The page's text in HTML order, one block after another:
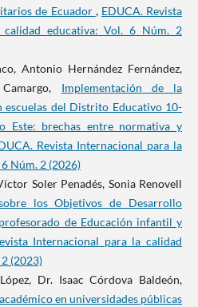
de Ecuador , EDUCA. Revista
educativa: Vol. 6 Núm. 2
Antonio Hernández Fernández,
Implementación de la
escuelas del Distrito Educativo 10-
Este: brechas entre normativa y
Revista Internacional para la
Núm. 2 (2026)
Soler Penadés, Sonia Renovell
los Objetivos de Desarrollo
de Educación infantil y
Internacional para la calidad
(2023)
Dr. Isaac Córdova Baldeón,
en universidades públicas